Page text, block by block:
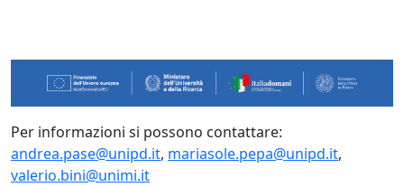
Per informazioni si possono contattare:
andrea.pase@unipd.it, mariasole.pepa@unipd.it,
valerio.bini@unimi.it